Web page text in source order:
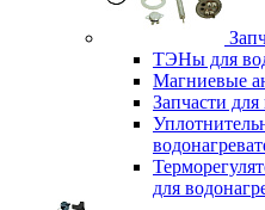
ТЭНы для
Магниевые
Запчасти
для